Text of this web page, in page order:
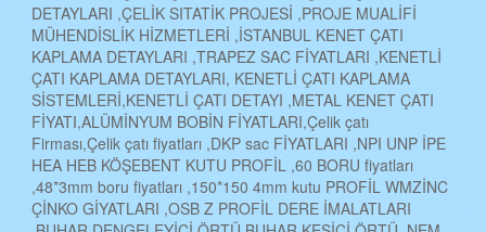
DETAYLARI ,ÇELİK SITATİK PROJESİ ,PROJE MUALİFİ
MÜHENDİSLİK HİZMETLERİ ,İSTANBUL KENET ÇATI
KAPLAMA DETAYLARI ,TRAPEZ SAC FİYATLARI ,KENETLİ
ÇATI KAPLAMA DETAYLARI, KENETLİ ÇATI KAPLAMA
SİSTEMLERİ,KENETLİ ÇATI DETAYI ,METAL KENET ÇATI
FİYATI,ALÜMİNYUM BOBİN FİYATLARI,Çelik çatı
Firması,Çelik çatı fiyatları ,DKP sac FİYATLARI ,NPI UNP İPE
HEA HEB KÖŞEBENT KUTU PROFİL ,60 BORU fiyatları
,48*3mm boru fiyatları ,150*150 4mm kutu PROFİL WMZİNC
ÇİNKO GİYATLARI ,OSB Z PROFİL DERE İMALATLARI